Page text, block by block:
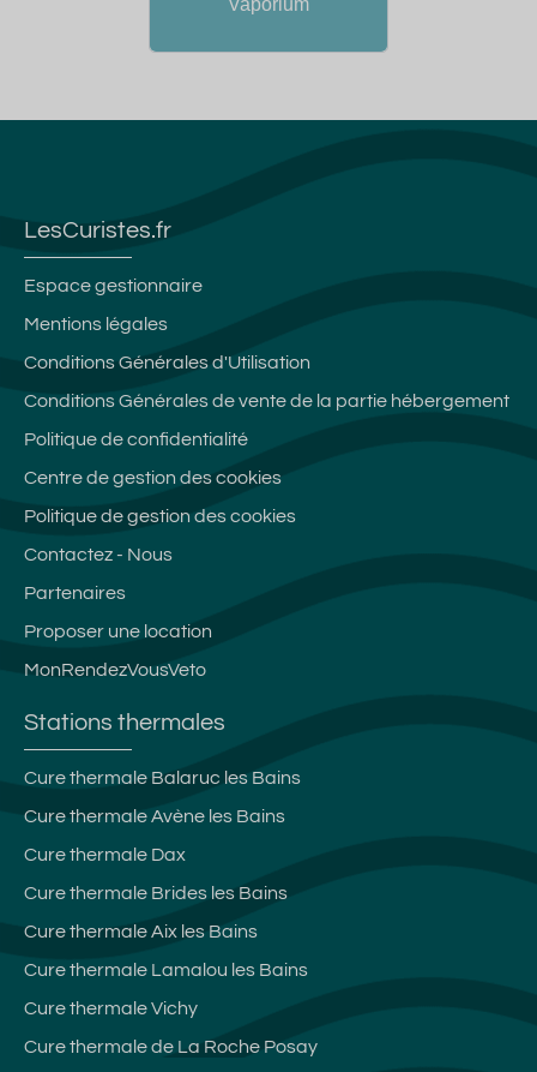
LesCuristes.fr
Espace gestionnaire
Mentions légales
Conditions Générales d'Utilisation
Conditions Générales de vente de la partie hébergement
Politique de confidentialité
Centre de gestion des cookies
Politique de gestion des cookies
Contactez - Nous
Partenaires
Proposer une location
MonRendezVousVeto
Stations thermales
Cure thermale Balaruc les Bains
Cure thermale Avène les Bains
Cure thermale Dax
Cure thermale Brides les Bains
Cure thermale Aix les Bains
Cure thermale Lamalou les Bains
Cure thermale Vichy
Cure thermale de La Roche Posay